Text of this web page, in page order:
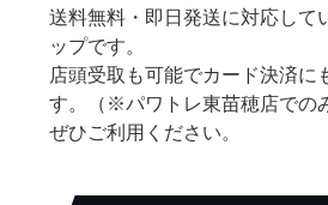
送料無料・即日発送に対応して
ップです。
店頭受取も可能でカード決済に
す。（※パワトレ東苗穂店での
ぜひご利用ください。